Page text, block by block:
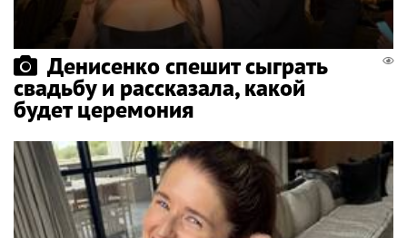
Денисенко спешит сыграть
свадьбу и рассказала, какой
будет церемония